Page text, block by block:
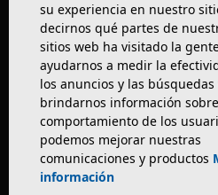
Cartera Privada de Activos
Inmo Olaya
Venta de edificios
Comprar restaurante en
su experiencia en nuestro
decirnos qué partes de
sitios web ha visitado la
ayudarnos a medir la
los anuncios y las búsquedas
brindarnos información
comportamiento de los
podemos mejorar nuestras
comunicaciones y productos
información